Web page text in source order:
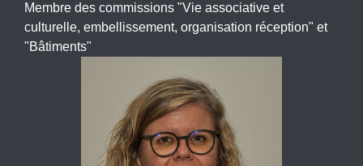
Membre des commissions "Vie associative et
culturelle, embellissement, organisation réception" et
"Bâtiments"